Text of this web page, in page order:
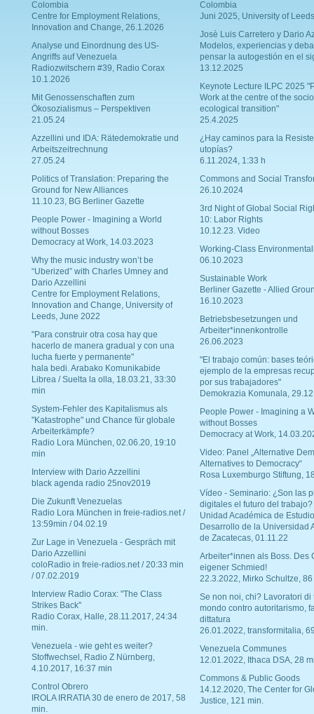
Colombia
Centre for Employment Relations,
Innovation and Change, 26.1.2026
Analyse und Einordnung des US-
Angriffs auf Venezuela
Radiozwitschern #39, Radio Corax
10.1.2026
Mit Genossenschaften zum
Ökosozialismus – Perspektiven
21.05.24
Azzellini und IDA: Rätedemokratie und
Arbeitszeitrechnung
27.05.24
Politics of Translation: Preparing the
Ground for New Alliances
11.10.23, BG Berliner Gazette
People Power - Imagining a World
without Bosses
Democracy at Work, 14.03.2023
Why the music industry won’t be
“Uberized” with Charles Umney and
Dario Azzellini
Centre for Employment Relations,
Innovation and Change, University of
Leeds, June 2022
"Para construir otra cosa hay que
hacerlo de manera gradual y con una
lucha fuerte y permanente"
hala bedi. Arabako Komunikabide
Librea / Suelta la olla, 18.03.21, 33:30
min
System-Fehler des Kapitalismus als
"Katastrophe" und Chance für globale
Arbeiterkämpfe?
Radio Lora München, 02.06.20, 19:10
min
Interview with Dario Azzellini
black agenda radio 25nov2019
Die Zukunft Venezuelas
Radio Lora München in freie-radios.net /
13:59min / 04.02.19
Zur Lage in Venezuela - Gespräch mit
Dario Azzellini
coloRadio in freie-radios.net / 20:33 min
/ 07.02.2019
Interview Radio Corax: "The Class
Strikes Back"
Radio Corax, Halle, 28.11.2017, 24:34
min.
Venezuela - wie geht es weiter?
Stoffwechsel, Radio Z Nürnberg,
4.10.2017, 16:37 min
Control Obrero
IROLA IRRATIA 30 de enero de 2017, 58
min.
Colombia
Juni 2025, University of Leeds
Josè Luis Carretero y Dario
Modelos, experiencias y
pensar la autogestión en el
13.12.2025
Keynote Lecture ILPC 2025
Work at the centre of the
ecological transition"
25.4.2025
¿Hay caminos para la
utopías?
6.11.2024, 1:33 h
Commons and Social
26.10.2024
3rd Night of Global Social
10: Labor Rights
10.12.23. Video
Working-Class
06.10.2023
Sustainable Work
Berliner Gazette - Allied
16.10.2023
Betriebsbesetzungen und
Arbeiter*innenkontrolle
26.06.2023
"El trabajo común: bases
ejemplo de la empresas
por sus trabajadores"
Demokrazia Komunala,
People Power - Imagining a
without Bosses
Democracy at Work,
Video: Panel „Alternative
Alternatives to Democracy“
Rosa Luxemburgo Stiftung,
Vídeo - Seminario: ¿Son las
digitales el futuro del trabajo?
Unidad Académica de
Desarrollo de la Universidad
de Zacatecas, 01.11.22
Arbeiter*innen als Boss. Des
eigener Schmied!
22.3.2022, Mirko Schultze, 86
Se non noi, chi? Lavoratori di
mondo contro autoritarismo,
dittatura
26.01.2022, transformitalia,
Venezuela Communes
12.01.2022, Ithaca DSA, 28
Commons & Public Goods
14.12.2020, The Center for
Justice, 121 min.